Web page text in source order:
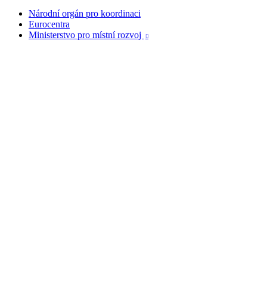
Národní orgán pro koordinaci
Eurocentra
Ministerstvo pro místní rozvoj
